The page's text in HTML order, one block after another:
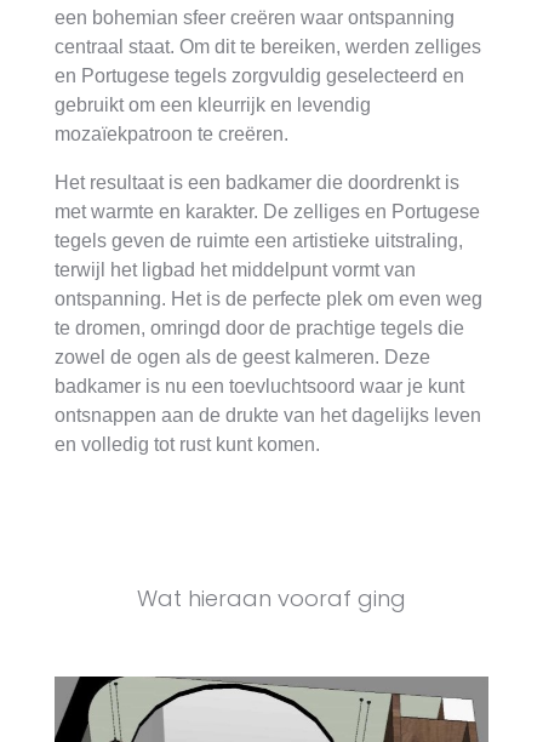
een bohemian sfeer creëren waar ontspanning
centraal staat. Om dit te bereiken, werden zelliges
en Portugese tegels zorgvuldig geselecteerd en
gebruikt om een kleurrijk en levendig
mozaïekpatroon te creëren.
Het resultaat is een badkamer die doordrenkt is
met warmte en karakter. De zelliges en Portugese
tegels geven de ruimte een artistieke uitstraling,
terwijl het ligbad het middelpunt vormt van
ontspanning. Het is de perfecte plek om even weg
te dromen, omringd door de prachtige tegels die
zowel de ogen als de geest kalmeren. Deze
badkamer is nu een toevluchtsoord waar je kunt
ontsnappen aan de drukte van het dagelijks leven
en volledig tot rust kunt komen.
Wat hieraan vooraf ging